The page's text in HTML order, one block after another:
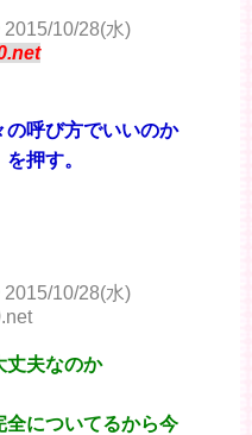
2015/10/28(水)
の呼び方でいいのか
押す。
2015/10/28(水)
丈夫なのか
全についてるから今